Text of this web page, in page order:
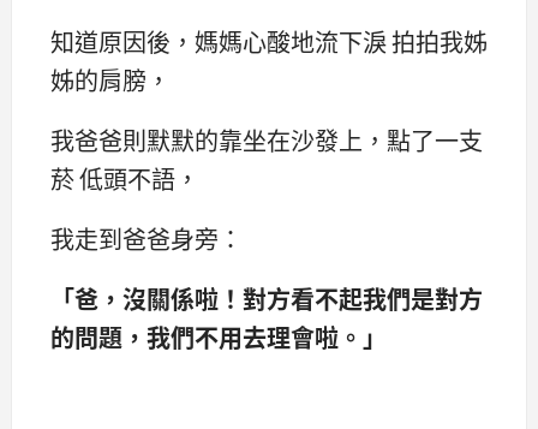
知道原因後，媽媽心酸地流下淚 拍拍我姊
姊的肩膀，
我爸爸則默默的靠坐在沙發上，點了一支
菸 低頭不語，
我走到爸爸身旁：
「爸，沒關係啦！對方看不起我們是對方
的問題，我們不用去理會啦。」